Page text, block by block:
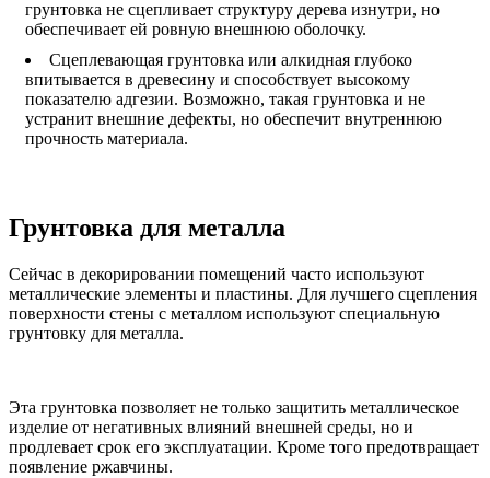
грунтовка не сцепливает структуру дерева изнутри, но
обеспечивает ей ровную внешнюю оболочку.
Сцеплевающая грунтовка или алкидная глубоко
впитывается в древесину и способствует высокому
показателю адгезии. Возможно, такая грунтовка и не
устранит внешние дефекты, но обеспечит внутреннюю
прочность материала.
Грунтовка для металла
Сейчас в декорировании помещений часто используют
металлические элементы и пластины. Для лучшего сцепления
поверхности стены с металлом используют специальную
грунтовку для металла.
Эта грунтовка позволяет не только защитить металлическое
изделие от негативных влияний внешней среды, но и
продлевает срок его эксплуатации. Кроме того предотвращает
появление ржавчины.